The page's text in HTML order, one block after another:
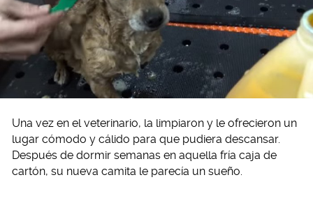
Una vez en el veterinario, la limpiaron y le ofrecieron un
lugar cómodo y cálido para que pudiera descansar.
Después de dormir semanas en aquella fría caja de
cartón, su nueva camita le parecía un sueño.